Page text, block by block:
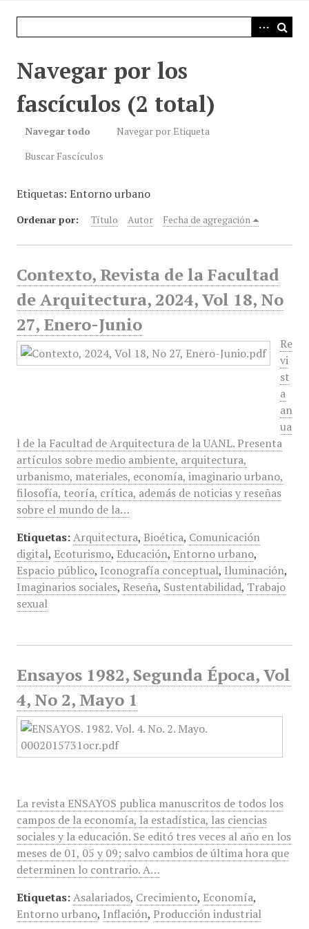
Navegar por los
fascículos (2 total)
Navegar todo
Navegar por Etiqueta
Buscar Fascículos
Etiquetas: Entorno urbano
Ordenar por: Título Autor Fecha de agregación
Contexto, Revista de la Facultad
de Arquitectura, 2024, Vol 18, No
27, Enero-Junio
Re
vi
st
a
an
ua
l de la Facultad de Arquitectura de la UANL. Presenta
artículos sobre medio ambiente, arquitectura,
urbanismo, materiales, economía, imaginario urbano,
filosofía, teoría, crítica, además de noticias y reseñas
sobre el mundo de la…
Etiquetas: Arquitectura, Bioética, Comunicación
digital, Ecoturismo, Educación, Entorno urbano,
Espacio público, Iconografía conceptual, Iluminación,
Imaginarios sociales, Reseña, Sustentabilidad, Trabajo
sexual
Ensayos 1982, Segunda Época, Vol
4, No 2, Mayo 1
La revista ENSAYOS publica manuscritos de todos los
campos de la economía, la estadística, las ciencias
sociales y la educación. Se editó tres veces al año en los
meses de 01, 05 y 09; salvo cambios de última hora que
determinen lo contrario. A…
Etiquetas: Asalariados, Crecimiento, Economía,
Entorno urbano, Inflación, Producción industrial